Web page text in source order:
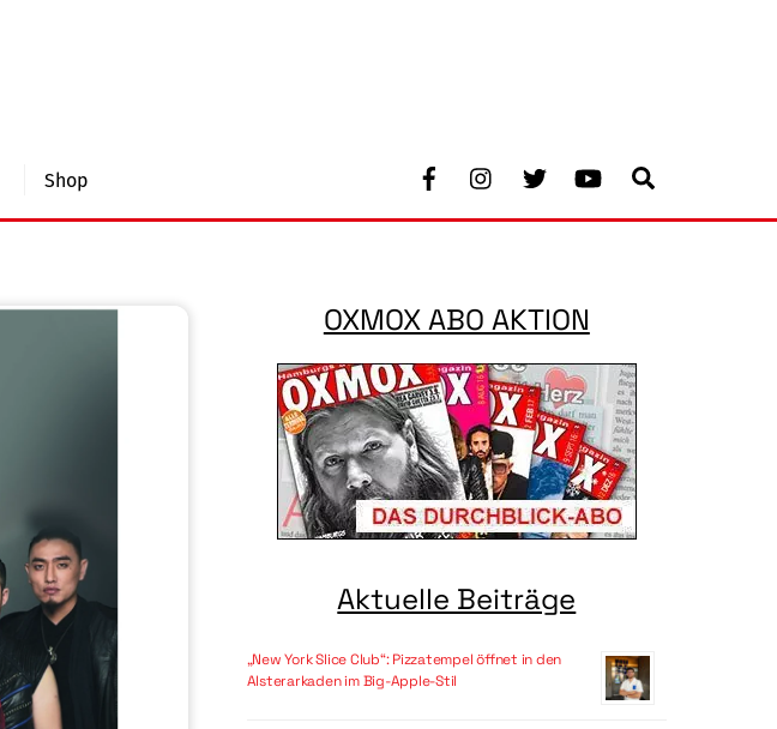
Facebook Youtube
Shop
OXMOX ABO AKTION
Aktuelle Beiträge
„New York Slice Club“: Pizzatempel öffnet in den
Alsterarkaden im Big-Apple-Stil